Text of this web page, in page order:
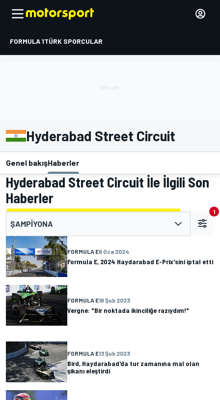
FORMULA 1TÜRK SPORCULAR
Hyderabad Street Circuit
Genel bakışHaberler
Hyderabad Street Circuit İle İlgili Son
Haberler
ŞAMPIYONA
1
FORMULA E6 Oca 2024
Formula E, 2024 Haydarabad E-Prix'sini iptal etti
FORMULA E16 Şub 2023
Vergne: "Bir noktada ikinciliğe razıydım!"
FORMULA E13 Şub 2023
Bird, Haydarabad'da tur zamanına mal olan
şikanı eleştirdi